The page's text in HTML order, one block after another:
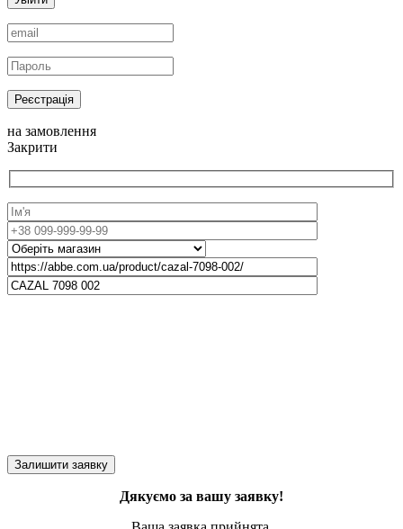
Реєстрація
на замовлення
Закрити
Дякуємо за вашу заявку!